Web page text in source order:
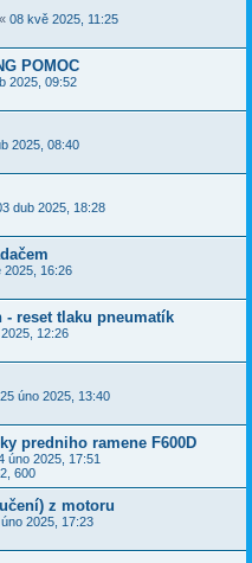
« 08 kvě 2025, 11:25
POMOC
2025, 09:52
2025, 08:40
dub 2025, 18:28
2025, 16:26
- reset tlaku pneumatík
12:26
25 úno 2025, 13:40
predniho ramene F600D
úno 2025, 17:51
600
z motoru
2025, 17:23